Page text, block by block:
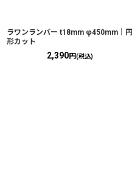
ラワンランバー t18mm φ450mm｜円
形カット
2,390円(税込)